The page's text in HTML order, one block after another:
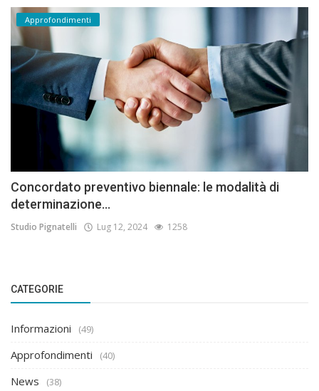
Approfondimenti
Concordato preventivo biennale: le modalità di
determinazione...
Studio Pignatelli Lug 12, 2024 1258
CATEGORIE
Informazioni (49)
Approfondimenti (40)
News (38)